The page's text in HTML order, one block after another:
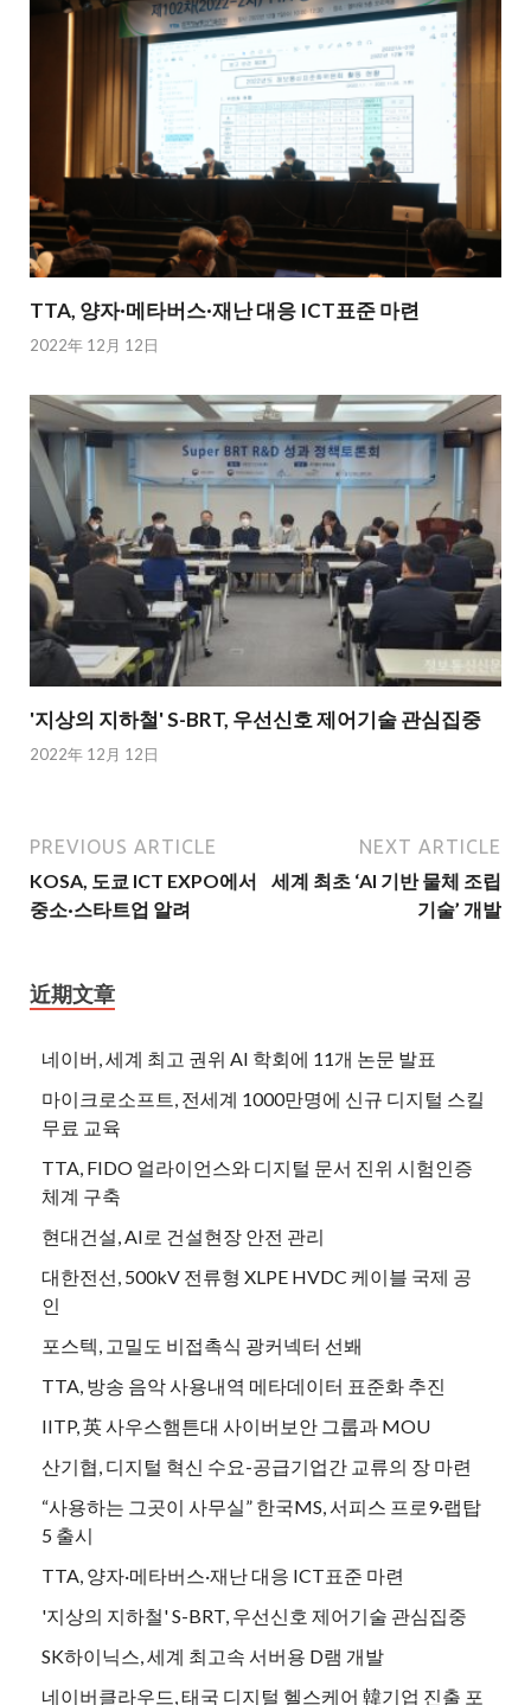
TTA, 양자·메타버스·재난 대응 ICT표준 마련
2022年 12月 12日
'지상의 지하철' S-BRT, 우선신호 제어기술 관심집중
2022年 12月 12日
PREVIOUS ARTICLE
KOSA, 도쿄 ICT EXPO에서
중소·스타트업 알려
NEXT ARTICLE
세계 최초 ‘AI 기반 물체 조립
기술’ 개발
近期文章
네이버, 세계 최고 권위 AI 학회에 11개 논문 발표
마이크로소프트, 전세계 1000만명에 신규 디지털 스킬
무료 교육
TTA, FIDO 얼라이언스와 디지털 문서 진위 시험인증
체계 구축
현대건설, AI로 건설현장 안전 관리
대한전선, 500kV 전류형 XLPE HVDC 케이블 국제 공
인
포스텍, 고밀도 비접촉식 광커넥터 선봬
TTA, 방송 음악 사용내역 메타데이터 표준화 추진
IITP, 英 사우스햄튼대 사이버보안 그룹과 MOU
산기협, 디지털 혁신 수요-공급기업간 교류의 장 마련
“사용하는 그곳이 사무실” 한국MS, 서피스 프로9·랩탑
5 출시
TTA, 양자·메타버스·재난 대응 ICT표준 마련
'지상의 지하철' S-BRT, 우선신호 제어기술 관심집중
SK하이닉스, 세계 최고속 서버용 D램 개발
네이버클라우드, 태국 디지털 헬스케어 韓기업 진출 포